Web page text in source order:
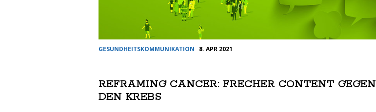
GESUNDHEITSKOMMUNIKATION 8. APR 2021
REFRAMING CANCER: FRECHER CONTENT GEGEN
DEN KREBS